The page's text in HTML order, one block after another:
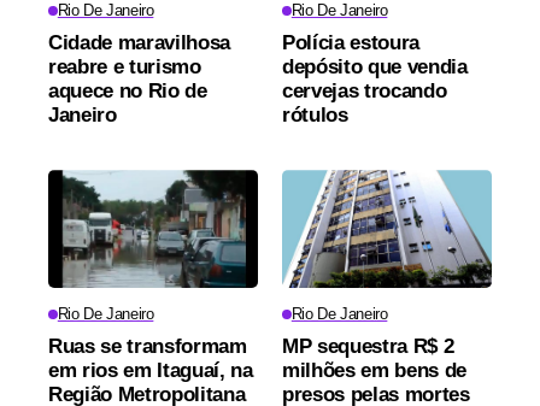
Rio De Janeiro
Cidade maravilhosa
reabre e turismo
aquece no Rio de
Janeiro
Rio De Janeiro
Polícia estoura
depósito que vendia
cervejas trocando
rótulos
Rio De Janeiro
Ruas se transformam
em rios em Itaguaí, na
Região Metropolitana
Rio De Janeiro
MP sequestra R$ 2
milhões em bens de
presos pelas mortes